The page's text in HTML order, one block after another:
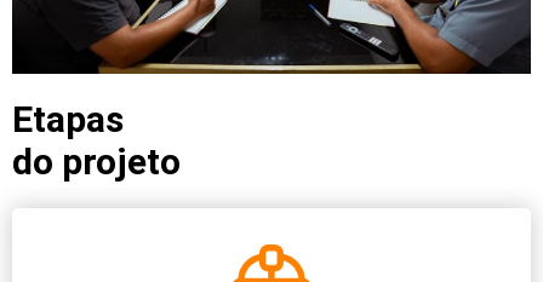
Etapas
do projeto